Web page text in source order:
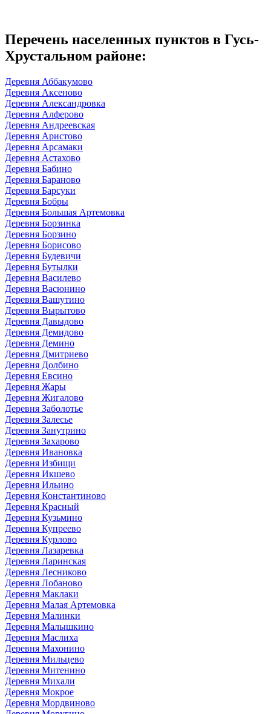
Перечень населенных пунктов в Гусь-
Хрустальном районе:
Деревня Аббакумово
Деревня Аксеново
Деревня Александровка
Деревня Алферово
Деревня Андреевская
Деревня Аристово
Деревня Арсамаки
Деревня Астахово
Деревня Бабино
Деревня Бараново
Деревня Барсуки
Деревня Бобры
Деревня Большая Артемовка
Деревня Борзинка
Деревня Борзино
Деревня Борисово
Деревня Будевичи
Деревня Бутылки
Деревня Василево
Деревня Васюнино
Деревня Вашутино
Деревня Вырытово
Деревня Давыдово
Деревня Демидово
Деревня Демино
Деревня Дмитриево
Деревня Долбино
Деревня Евсино
Деревня Жары
Деревня Жигалово
Деревня Заболотье
Деревня Залесье
Деревня Занутрино
Деревня Захарово
Деревня Ивановка
Деревня Избищи
Деревня Икшево
Деревня Ильино
Деревня Константиново
Деревня Красный
Деревня Кузьмино
Деревня Купреево
Деревня Курлово
Деревня Лазаревка
Деревня Ларинская
Деревня Лесниково
Деревня Лобаново
Деревня Маклаки
Деревня Малая Артемовка
Деревня Малинки
Деревня Малышкино
Деревня Маслиха
Деревня Махонино
Деревня Мильцево
Деревня Митенино
Деревня Михали
Деревня Мокрое
Деревня Мордвиново